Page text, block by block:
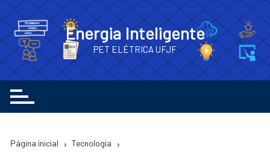
para
o
conteúdo
Energia Inteligente
PET ELÉTRICA UFJF
Página inicial
Tecnologia